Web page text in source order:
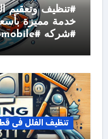
#تنظيف وتعقيم
#شركه #cleaning #automobile
تنظيف الفلل فى